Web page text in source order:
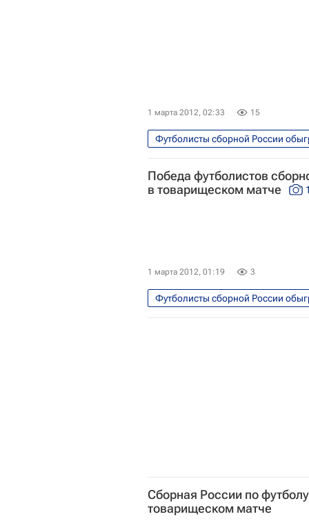
1 марта 2012, 02:33 15
Футболисты сборной России
Спорт
Евро-2012
Товарищеские матчи
Победа футболистов
в товарищеском матче
1 марта 2012, 01:19 3
Футболисты сборной России
Футбол
Спорт Дания
Сборная России по
товарищеском матче